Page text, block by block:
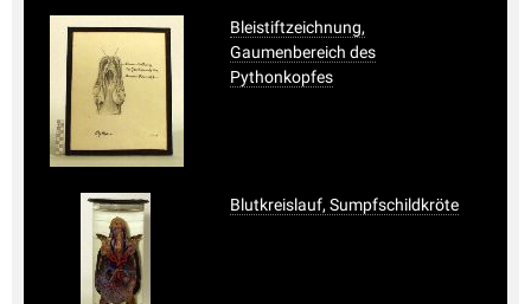
Bleistiftzeichnung,
Gaumenbereich des
Pythonkopfes
Blutkreislauf, Sumpfschildkröte